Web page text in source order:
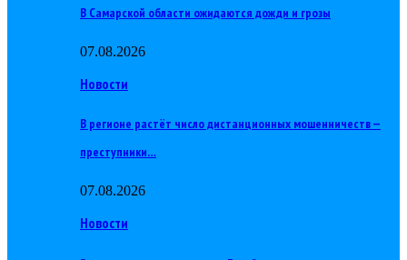
В Самарской области ожидаются дожди и грозы
07.08.2026
Новости
В регионе растёт число дистанционных мошенничеств —
преступники…
07.08.2026
Новости